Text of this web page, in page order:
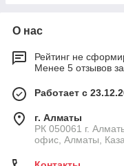
О нас
Рейтинг не
Менее 5 отзывов
Работает с
г. Алматы
РК 050061 г.
офис, Алматы,